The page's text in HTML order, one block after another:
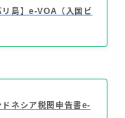
リ島】e-VOA（入国ビ
ドネシア税関申告書e-